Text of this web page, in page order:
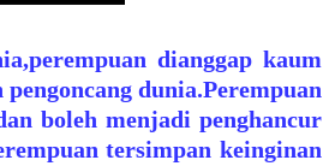
dianggap kaum
dunia.Perempuan
boleh menjadi penghancur
tersimpan keinginan